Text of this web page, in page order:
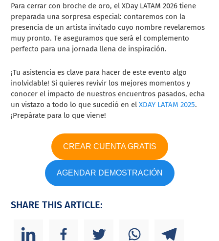
Para cerrar con broche de oro, el XDay LATAM 2026 tiene
preparada una sorpresa especial: contaremos con la
presencia de un artista invitado cuyo nombre revelaremos
muy pronto. Te aseguramos que será el complemento
perfecto para una jornada llena de inspiración.
¡Tu asistencia es clave para hacer de este evento algo
inolvidable! Si quieres revivir los mejores momentos y
conocer el impacto de nuestros encuentros pasados, echa
un vistazo a todo lo que sucedió en elXDAY LATAM 2025.
¡Prepárate para lo que viene!
CREAR CUENTA GRATIS
AGENDAR DEMOSTRACIÓN
SHARE THIS ARTICLE: